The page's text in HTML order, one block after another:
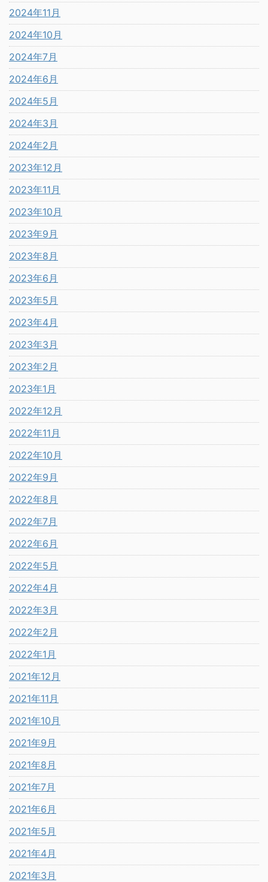
2024年11月
2024年10月
2024年7月
2024年6月
2024年5月
2024年3月
2024年2月
2023年12月
2023年11月
2023年10月
2023年9月
2023年8月
2023年6月
2023年5月
2023年4月
2023年3月
2023年2月
2023年1月
2022年12月
2022年11月
2022年10月
2022年9月
2022年8月
2022年7月
2022年6月
2022年5月
2022年4月
2022年3月
2022年2月
2022年1月
2021年12月
2021年11月
2021年10月
2021年9月
2021年8月
2021年7月
2021年6月
2021年5月
2021年4月
2021年3月